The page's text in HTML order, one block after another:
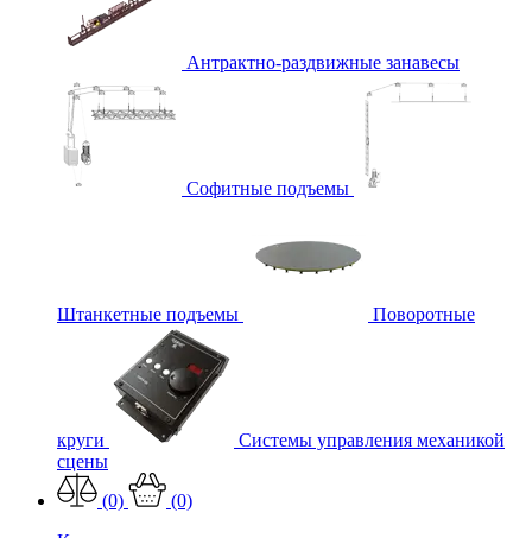
Антрактно-раздвижные занавесы
Софитные подъемы
Штанкетные подъемы Поворотные
круги
Системы управления механикой
сцены
(0)
(0)